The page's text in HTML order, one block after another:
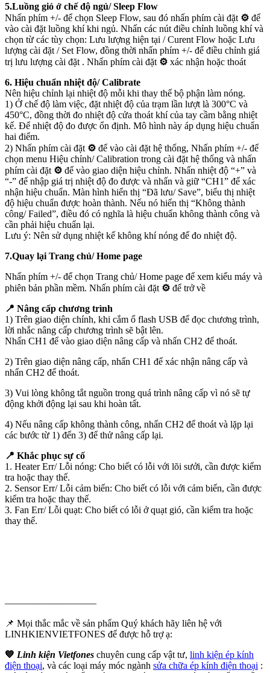
5.Luồng gió ở chế độ ngủ/ Sleep Flow
Nhấn phím +/- để chọn Sleep Flow, sau đó nhấn phím cài đặt ⚙ để
vào cài đặt luồng khí khi ngủ. Nhấn các nút điều chỉnh luồng khí và
chọn từ các tùy chọn: Lưu lượng hiện tại / Curent Flow hoặc Lưu
lượng cài đặt / Set Flow, đồng thời nhấn phím +/- để điều chỉnh giá
trị lưu lượng cài đặt . Nhấn phím cài đặt ⚙ xác nhận hoặc thoát
6. Hiệu chuẩn nhiệt độ/ Calibrate
Nên hiệu chỉnh lại nhiệt độ mỗi khi thay thế bộ phận làm nóng.
1) Ở chế độ làm việc, đặt nhiệt độ của trạm lần lượt là 300°C và
450°C, đồng thời đo nhiệt độ cửa thoát khí của tay cầm bằng nhiệt
kế. Để nhiệt độ đo được ổn định. Mô hình này áp dụng hiệu chuẩn
hai điểm.
2) Nhấn phím cài đặt ⚙ để vào cài đặt hệ thống, Nhấn phím +/- để
chọn menu Hiệu chỉnh/ Calibration trong cài đặt hệ thống và nhấn
phím cài đặt ⚙ để vào giao diện hiệu chỉnh. Nhấn nhiệt độ “+” và
“-” để nhập giá trị nhiệt độ đo được và nhấn và giữ “CH1” để xác
nhận hiệu chuẩn. Màn hình hiển thị “Đã lưu/ Save”, biểu thị nhiệt
độ hiệu chuẩn được hoàn thành. Nếu nó hiển thị “Không thành
công/ Failed”, điều đó có nghĩa là hiệu chuẩn không thành công và
cần phải hiệu chuẩn lại.
Lưu ý: Nên sử dụng nhiệt kế không khí nóng để đo nhiệt độ.
7.Quay lại Trang chủ/ Home page
Nhấn phím +/- để chọn Trang chủ/ Home page để xem kiểu máy và
phiên bản phần mềm. Nhấn phím cài đặt ⚙ để trở về
📍 Nâng cấp chương trình
1) Trên giao diện chính, khi cắm ổ flash USB để đọc chương trình,
lời nhắc nâng cấp chương trình sẽ bật lên.
Nhấn CH1 để vào giao diện nâng cấp và nhấn CH2 để thoát.
2) Trên giao diện nâng cấp, nhấn CH1 để xác nhận nâng cấp và
nhấn CH2 để thoát.
3) Vui lòng không tắt nguồn trong quá trình nâng cấp vì nó sẽ tự
động khởi động lại sau khi hoàn tất.
4) Nếu nâng cấp không thành công, nhấn CH2 để thoát và lặp lại
các bước từ 1) đến 3) để thử nâng cấp lại.
📍 Khắc phục sự cố
1. Heater Err/ Lỗi nóng: Cho biết có lỗi với lõi sưởi, cần được kiểm
tra hoặc thay thế.
2. Sensor Err/ Lỗi cảm biến: Cho biết có lỗi với cảm biến, cần được
kiểm tra hoặc thay thế.
3. Fan Err/ Lỗi quạt: Cho biết có lỗi ở quạt gió, cần kiểm tra hoặc
thay thế.
—————————–
📌 Mọi thắc mắc về sản phẩm Quý khách hãy liên hệ với
LINHKIENVIETFONES để được hỗ trợ ạ:
💙 Linh kiện Vietfones chuyên cung cấp vật tư, linh kiện ép kính
điện thoại, và các loại máy móc ngành sửa chữa ép kính điện thoại :